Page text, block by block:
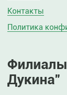
Контакты
Политика
Дукина”